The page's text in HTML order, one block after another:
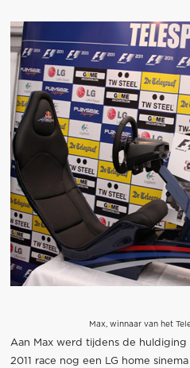
Max, winnaar van het
Aan Max werd tijdens de huldiging
2011 race nog een LG home